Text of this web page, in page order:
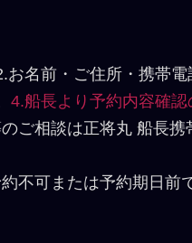
名前・ご住所・携帯
4.船長より予約内容確
ご相談は正将丸 船長携
不可または予約期日前